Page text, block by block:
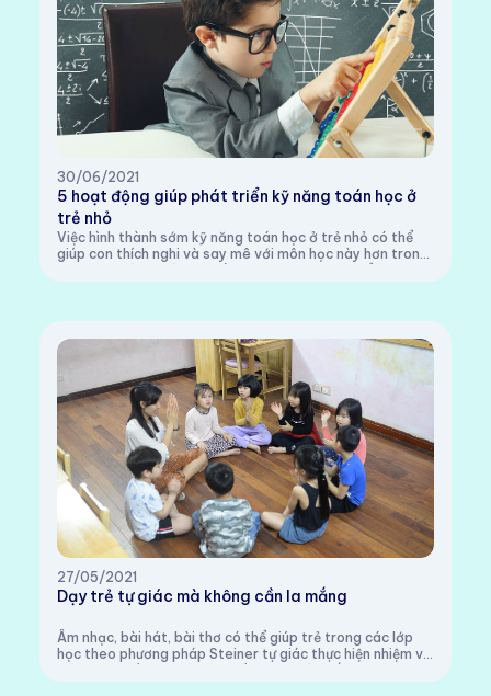
30/06/2021
5 hoạt động giúp phát triển kỹ năng toán học ở
trẻ nhỏ
Việc hình thành sớm kỹ năng toán học ở trẻ nhỏ có thể
giúp con thích nghi và say mê với môn học này hơn trong
tương lai. Làm toán khi nấu nướngBạn không thể không
sử dụng toán học khi nấu nướng khi...
27/05/2021
Dạy trẻ tự giác mà không cần la mắng
Âm nhạc, bài hát, bài thơ có thể giúp trẻ trong các lớp
học theo phương pháp Steiner tự giác thực hiện nhiệm vụ
mà không cần cô giáo yêu cầu hay quát mắng.Trong giờ
chơi tự do tại lớp Hoa Hồng (4-5...